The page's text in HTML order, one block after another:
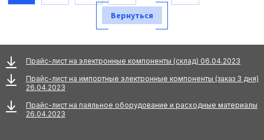
Вернуться
Прайс-лист на электронные компоненты (склад) 06.04.2023
Прайс-лист на импортные электронные компоненты (заказ 3 дня)
26.04.2023
Прайс-лист на паяльное оборудование и расходные материалы
26.04.2023